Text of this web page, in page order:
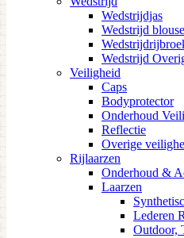
Wedstrijdjas
Wedstrijd
Wedstrijd
Veiligheid
Caps
Bodyprotector
Onderhoud
Reflectie
Overige
Rijlaarzen
Onderhoud &
Laarzen
Lederen
Outdoor,